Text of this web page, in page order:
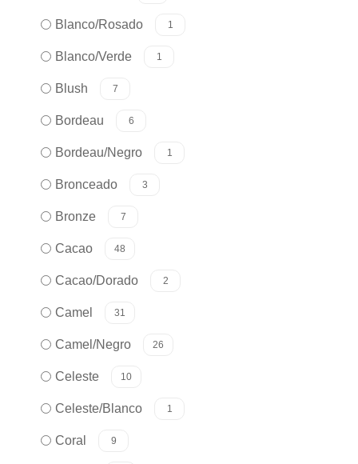
Blanco/Rosado 1
Blanco/Verde 1
Blush 7
Bordeau 6
Bordeau/Negro 1
Bronceado 3
Bronze 7
Cacao 48
Cacao/Dorado 2
Camel 31
Camel/Negro 26
Celeste 10
Celeste/Blanco 1
Coral 9